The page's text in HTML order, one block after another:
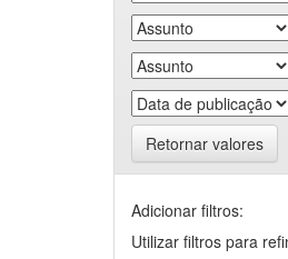
Retornar valores
Adicionar filtros:
Utilizar filtros para